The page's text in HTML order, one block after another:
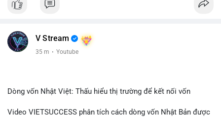
V Stream
35 m · Youtube
Dòng vốn Nhật Việt: Thấu hiểu thị trường để kết nối vốn
Video VIETSUCCESS phân tích cách dòng vốn Nhật Bản được